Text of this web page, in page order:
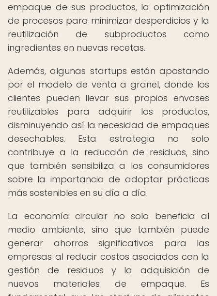
empaque de sus productos, la optimización
de procesos para minimizar desperdicios y la
reutilización de subproductos como
ingredientes en nuevas recetas.
Además, algunas startups están apostando
por el modelo de venta a granel, donde los
clientes pueden llevar sus propios envases
reutilizables para adquirir los productos,
disminuyendo así la necesidad de empaques
desechables. Esta estrategia no solo
contribuye a la reducción de residuos, sino
que también sensibiliza a los consumidores
sobre la importancia de adoptar prácticas
más sostenibles en su día a día.
La economía circular no solo beneficia al
medio ambiente, sino que también puede
generar ahorros significativos para las
empresas al reducir costos asociados con la
gestión de residuos y la adquisición de
nuevos materiales de empaque. Es